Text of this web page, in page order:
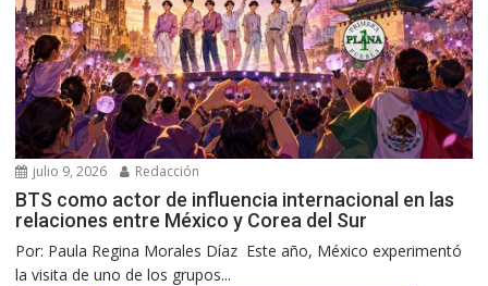
julio 9, 2026 Redacción
BTS como actor de influencia internacional en las
relaciones entre México y Corea del Sur
Por: Paula Regina Morales Díaz Este año, México experimentó
la visita de uno de los grupos...